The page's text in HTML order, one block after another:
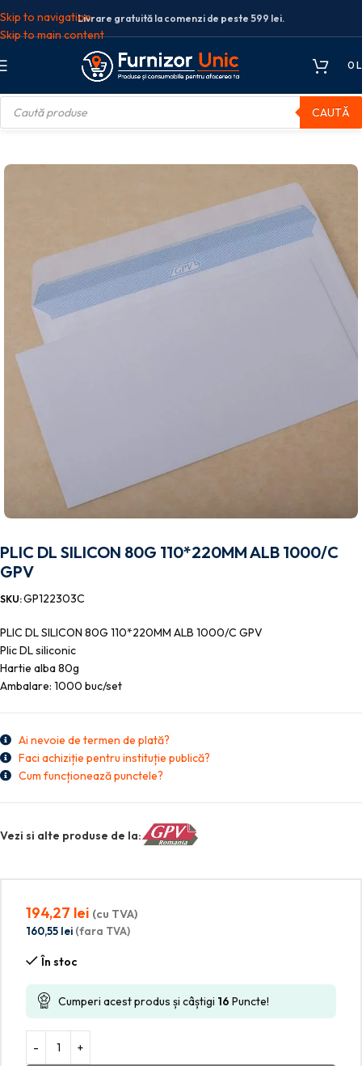
Skip to navigation
Skip to main content
Livrare gratuită la comenzi de peste 599 lei.
0
CAUTĂ
Plic silicon
PLIC DL SILICON 80G 110*220MM ALB 1000/C
GPV
SKU:GP122303C
PLIC DL SILICON 80G 110*220MM ALB 1000/C GPV
Plic DL siliconic
Hartie alba 80g
Ambalare: 1000 buc/set
Ai nevoie de termen de plată?
Faci achiziție pentru instituție publică?
Cum funcționează punctele?
Vezi si alte produse de la:
194,27 lei (cu TVA)
160,55 lei (fara TVA)
În stoc
Cumperi acest produs și câștigi 16 Puncte!